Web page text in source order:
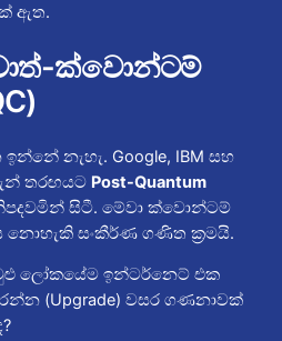
ඇත.
ක්වොන්ටම්
නැහැ. Google, IBM සහ
තරඟයට Post-Quantum
සිටී. මේවා ක්වොන්ටම්
සංකීර්ණ ගණිත ක්‍රමයි.
ලෝකයේම ඉන්ටර්නෙට් එක
(Upgrade) වසර ගණනාවක්